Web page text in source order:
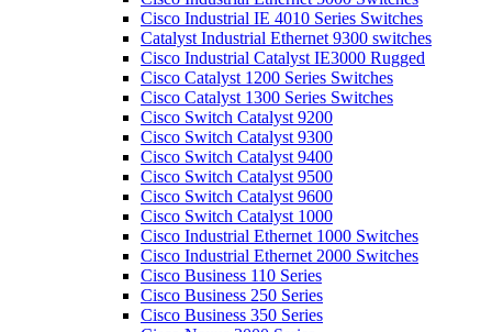
Cisco Industrial IE 4010 Series Switches
Catalyst Industrial Ethernet 9300 switches
Cisco Industrial Catalyst IE3000 Rugged
Cisco Catalyst 1200 Series Switches
Cisco Catalyst 1300 Series Switches
Cisco Switch Catalyst 9200
Cisco Switch Catalyst 9300
Cisco Switch Catalyst 9400
Cisco Switch Catalyst 9500
Cisco Switch Catalyst 9600
Cisco Switch Catalyst 1000
Cisco Industrial Ethernet 1000 Switches
Cisco Industrial Ethernet 2000 Switches
Cisco Business 110 Series
Cisco Business 250 Series
Cisco Business 350 Series